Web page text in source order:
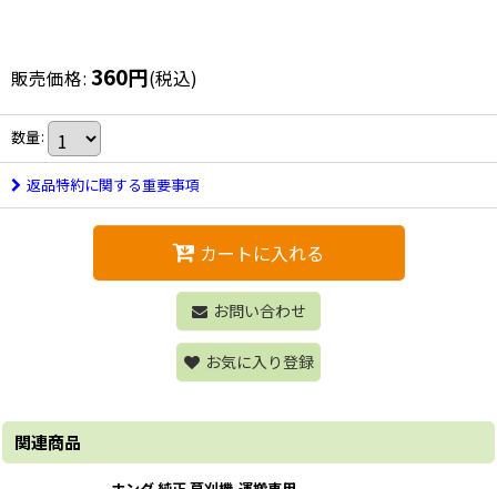
販売価格: 360円(税込)
数量:
返品特約に関する重要事項
カートに入れる
お問い合わせ
お気に入り登録
関連商品